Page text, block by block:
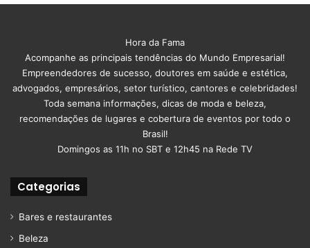
Hora da Fama
Acompanhe as principais tendências do Mundo Empresarial!
Empreendedores de sucesso, doutores em saúde e estética,
advogados, empresários, setor turístico, cantores e celebridades!
Toda semana informações, dicas de moda e beleza,
recomendações de lugares e cobertura de eventos por todo o
Brasil!
Domingos as 11h no SBT e 12h45 na Rede TV
Categorias
Bares e restaurantes
Beleza